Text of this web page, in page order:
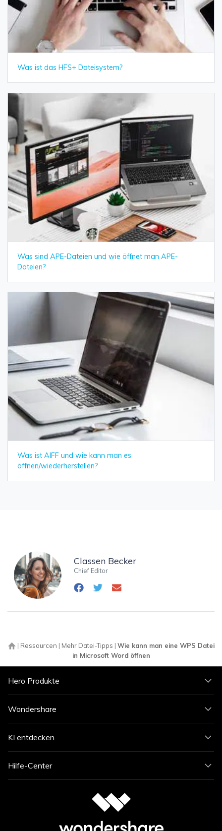
Was ist das HFS+ Dateisystem?
Was sind APE-Dateien und wie öffnet man APE-
Dateien?
Was ist AIFF und wie kann man es
öffnen/wiederherstellen?
Classen Becker
Chief Editor
| Ressourcen | Mehr Datei-Tipps | Wie kann man eine WPS Datei
in Microsoft Word öffnen
Hero Produkte
Wondershare
KI entdecken
Hilfe-Center